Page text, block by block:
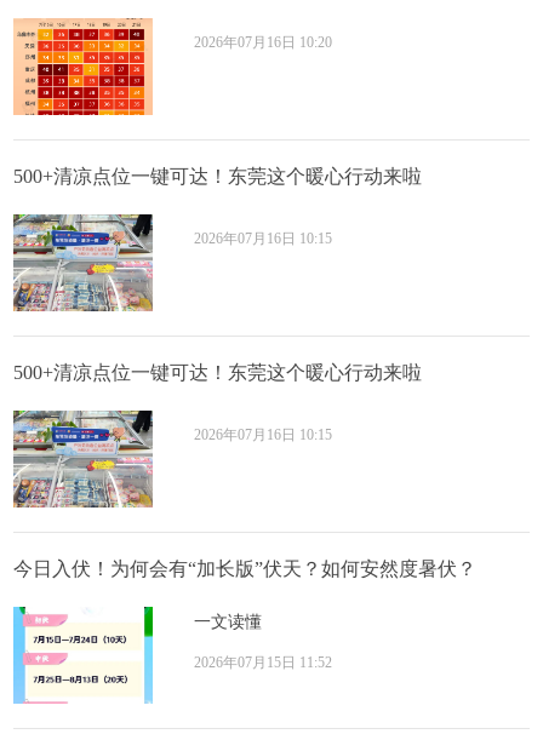
2026年07月16日 10:20
500+清凉点位一键可达！东莞这个暖心行动来啦
2026年07月16日 10:15
500+清凉点位一键可达！东莞这个暖心行动来啦
2026年07月16日 10:15
今日入伏！为何会有“加长版”伏天？如何安然度暑伏？
一文读懂
2026年07月15日 11:52